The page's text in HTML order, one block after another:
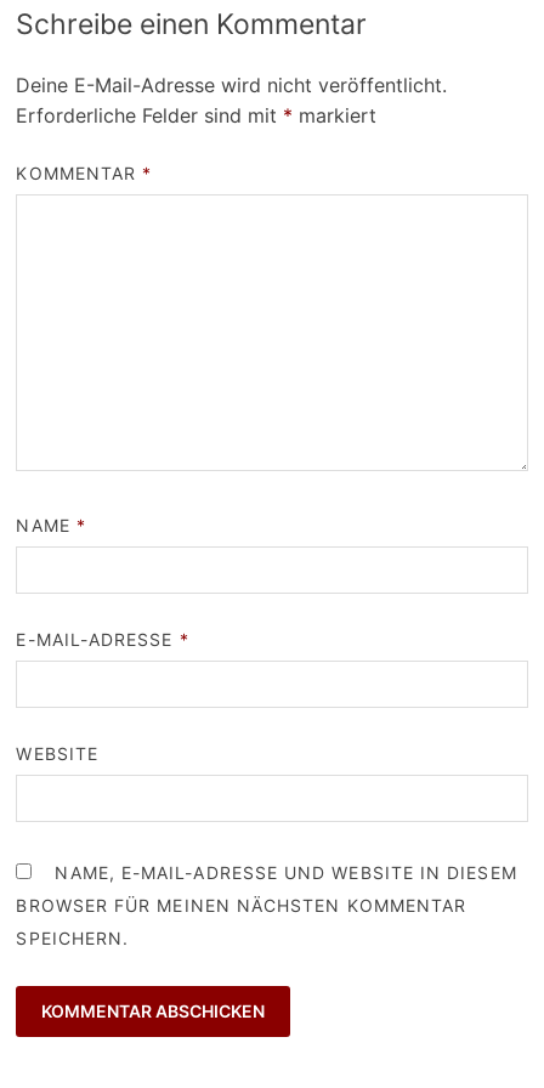
Schreibe einen Kommentar
Deine E-Mail-Adresse wird nicht veröffentlicht.
Erforderliche Felder sind mit * markiert
KOMMENTAR *
NAME *
E-MAIL-ADRESSE *
WEBSITE
NAME, E-MAIL-ADRESSE UND WEBSITE IN DIESEM
BROWSER FÜR MEINEN NÄCHSTEN KOMMENTAR
SPEICHERN.